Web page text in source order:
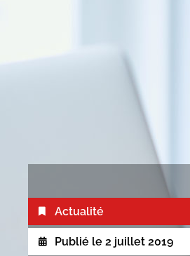
Actualité
Publié le 2 juillet 2019